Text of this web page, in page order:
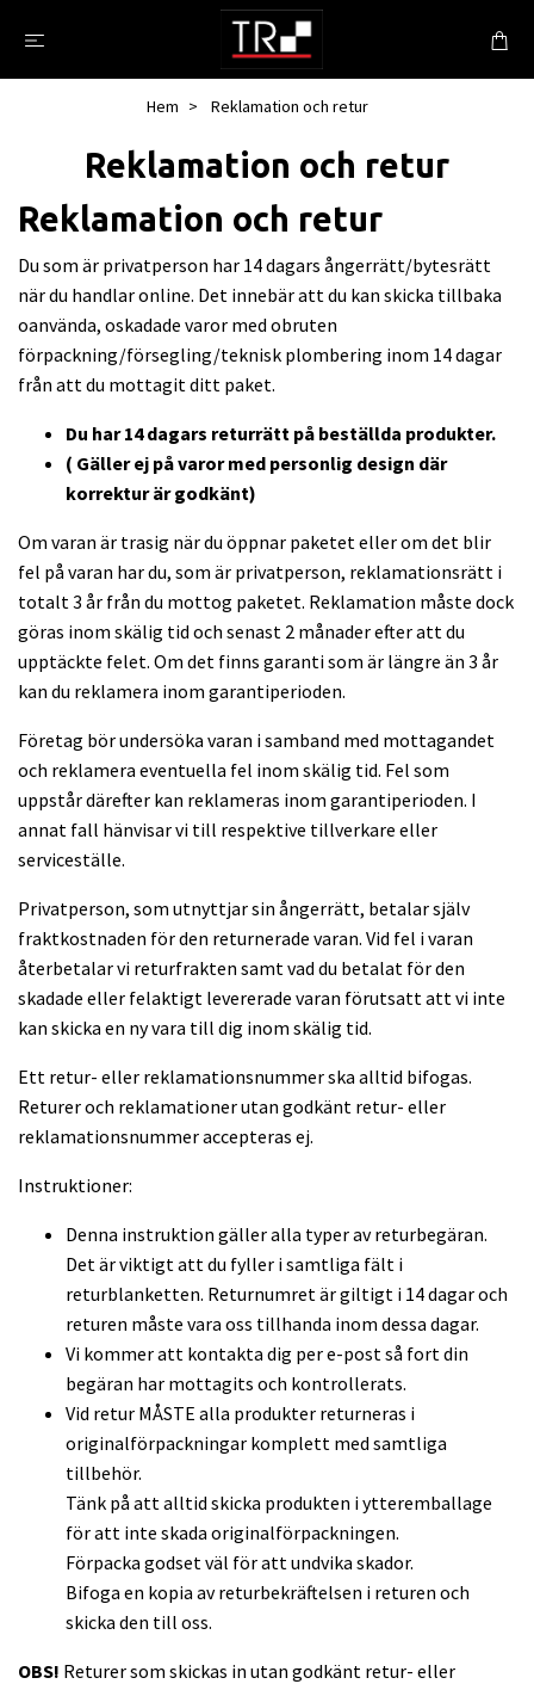
Hem Reklamation och retur
Reklamation och retur
Reklamation och retur
Du som är privatperson har 14 dagars ångerrätt/bytesrätt
när du handlar online. Det innebär att du kan skicka tillbaka
oanvända, oskadade varor med obruten
förpackning/försegling/teknisk plombering inom 14 dagar
från att du mottagit ditt paket.
Du har 14 dagars returrätt på beställda produkter.
( Gäller ej på varor med personlig design där
korrektur är godkänt)
Om varan är trasig när du öppnar paketet eller om det blir
fel på varan har du, som är privatperson, reklamationsrätt i
totalt 3 år från du mottog paketet. Reklamation måste dock
göras inom skälig tid och senast 2 månader efter att du
upptäckte felet. Om det finns garanti som är längre än 3 år
kan du reklamera inom garantiperioden.
Företag bör undersöka varan i samband med mottagandet
och reklamera eventuella fel inom skälig tid. Fel som
uppstår därefter kan reklameras inom garantiperioden. I
annat fall hänvisar vi till respektive tillverkare eller
serviceställe.
Privatperson, som utnyttjar sin ångerrätt, betalar själv
fraktkostnaden för den returnerade varan. Vid fel i varan
återbetalar vi returfrakten samt vad du betalat för den
skadade eller felaktigt levererade varan förutsatt att vi inte
kan skicka en ny vara till dig inom skälig tid.
Ett retur- eller reklamationsnummer ska alltid bifogas.
Returer och reklamationer utan godkänt retur- eller
reklamationsnummer accepteras ej.
Instruktioner:
Denna instruktion gäller alla typer av returbegäran.
Det är viktigt att du fyller i samtliga fält i
returblanketten. Returnumret är giltigt i 14 dagar och
returen måste vara oss tillhanda inom dessa dagar.
Vi kommer att kontakta dig per e-post så fort din
begäran har mottagits och kontrollerats.
Vid retur MÅSTE alla produkter returneras i
originalförpackningar komplett med samtliga
tillbehör.
Tänk på att alltid skicka produkten i ytteremballage
för att inte skada originalförpackningen.
Förpacka godset väl för att undvika skador.
Bifoga en kopia av returbekräftelsen i returen och
skicka den till oss.
OBS! Returer som skickas in utan godkänt retur- eller